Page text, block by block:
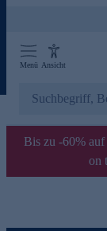
Menü Ansicht
Bis zu -60%
on